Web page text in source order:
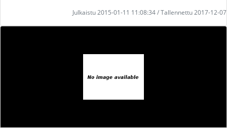
Julkaistu 2015-01-11 11:08:34 / Tallennettu 2017-12-07